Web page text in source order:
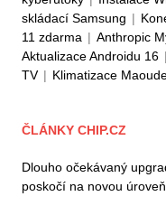
skládací Samsung |
11 zdarma | Anthropic
Aktualizace Androidu 16 |
TV | Klimatizace
ČLÁNKY CHIP.CZ
Dlouho očekávaný
poskočí na novou úroveň